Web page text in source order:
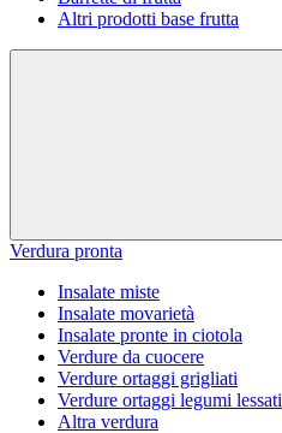
Altri prodotti base frutta
Verdura pronta
Insalate miste
Insalate movarietà
Insalate pronte in ciotola
Verdure da cuocere
Verdure ortaggi grigliati
Verdure ortaggi legumi lessati
Altra verdura